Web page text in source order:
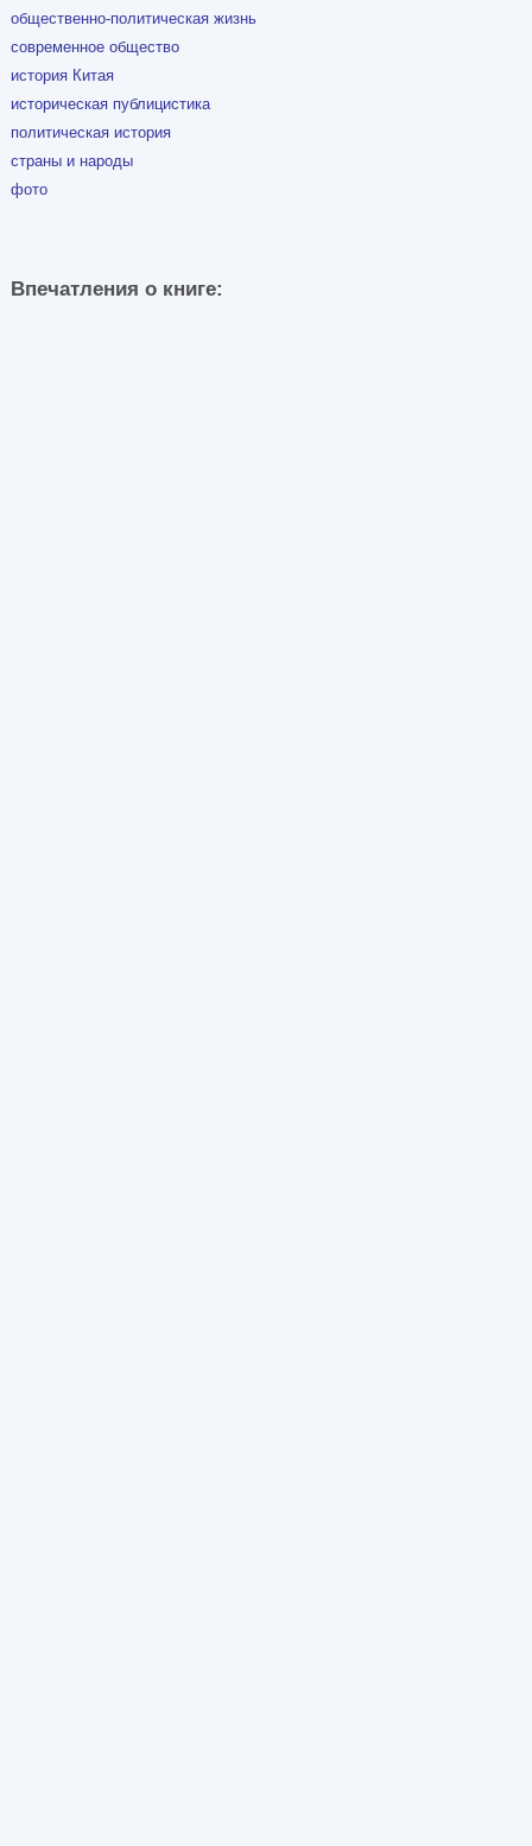
общественно-политическая жизнь
современное общество
история Китая
историческая публицистика
политическая история
страны и народы
фото
Впечатления о книге: